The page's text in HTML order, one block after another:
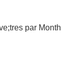
par Month